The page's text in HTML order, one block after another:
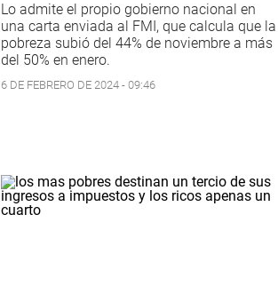
Lo admite el propio gobierno nacional en
una carta enviada al FMI, que calcula que la
pobreza subió del 44% de noviembre a más
del 50% en enero.
6 DE FEBRERO DE 2024 - 09:46